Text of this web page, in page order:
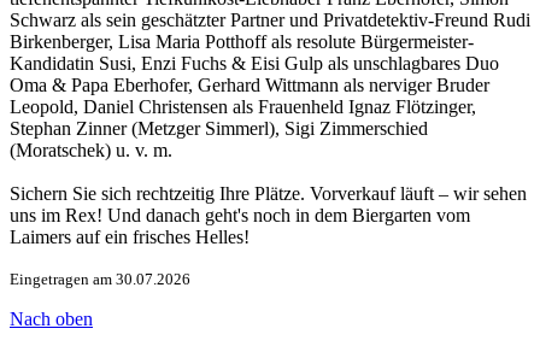
Schwarz als sein geschätzter Partner und Privatdetektiv-Freund Rudi
Birkenberger, Lisa Maria Potthoff als resolute Bürgermeister-
Kandidatin Susi, Enzi Fuchs & Eisi Gulp als unschlagbares Duo
Oma & Papa Eberhofer, Gerhard Wittmann als nerviger Bruder
Leopold, Daniel Christensen als Frauenheld Ignaz Flötzinger,
Stephan Zinner (Metzger Simmerl), Sigi Zimmerschied
(Moratschek) u. v. m.
Sichern Sie sich rechtzeitig Ihre Plätze. Vorverkauf läuft – wir sehen
uns im Rex! Und danach geht's noch in dem Biergarten vom
Laimers auf ein frisches Helles!
Eingetragen am 30.07.2026
Nach oben